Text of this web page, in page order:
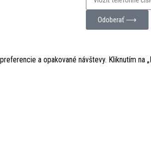
Odoberať ⟶
a opakované návštevy. Kliknutím na